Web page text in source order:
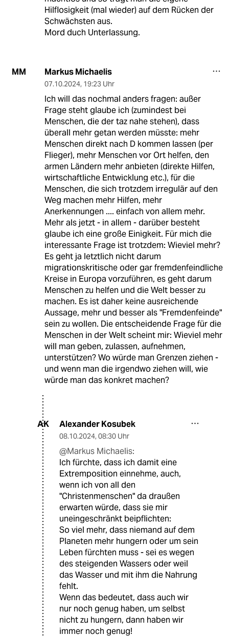
Hilflosigkeit (mal wieder) auf dem Rücken der
Schwächsten aus.
Mord duch Unterlassung.
MM Markus Michaelis
07.10.2024, 19:23 Uhr
Ich will das nochmal anders fragen: außer
Frage steht glaube ich (zumindest bei
Menschen, die der taz nahe stehen), dass
überall mehr getan werden müsste: mehr
Menschen direkt nach D kommen lassen (per
Flieger), mehr Menschen vor Ort helfen, den
armen Ländern mehr anbieten (direkte Hilfen,
wirtschaftliche Entwicklung etc.), für die
Menschen, die sich trotzdem irregulär auf den
Weg machen mehr Hilfen, mehr
Anerkennungen .... einfach von allem mehr.
Mehr als jetzt - in allem - darüber besteht
glaube ich eine große Einigkeit. Für mich die
interessante Frage ist trotzdem: Wieviel mehr?
Es geht ja letztlich nicht darum
migrationskritische oder gar fremdenfeindliche
Kreise in Europa vorzuführen, es geht darum
Menschen zu helfen und die Welt besser zu
machen. Es ist daher keine ausreichende
Aussage, mehr und besser als "Fremdenfeinde"
sein zu wollen. Die entscheidende Frage für die
Menschen in der Welt scheint mir: Wieviel mehr
will man geben, zulassen, aufnehmen,
unterstützen? Wo würde man Grenzen ziehen -
und wenn man die irgendwo ziehen will, wie
würde man das konkret machen?
AK Alexander Kosubek
08.10.2024, 08:30 Uhr
@Markus Michaelis:
Ich fürchte, dass ich damit eine
Extremposition einnehme, auch,
wenn ich von all den
"Christenmenschen" da draußen
erwarten würde, dass sie mir
uneingeschränkt beipflichten:
So viel mehr, dass niemand auf dem
Planeten mehr hungern oder um sein
Leben fürchten muss - sei es wegen
des steigenden Wassers oder weil
das Wasser und mit ihm die Nahrung
fehlt.
Wenn das bedeutet, dass auch wir
nur noch genug haben, um selbst
nicht zu hungern, dann haben wir
immer noch genug!